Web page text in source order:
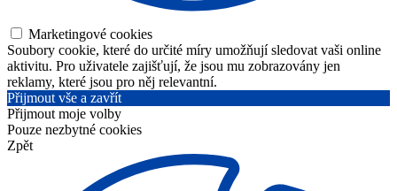
Marketingové cookies
Soubory cookie, které do určité míry umožňují sledovat vaši online
aktivitu. Pro uživatele zajišťují, že jsou mu zobrazovány jen
reklamy, které jsou pro něj relevantní.
Přijmout vše a zavřít
Přijmout moje volby
Pouze nezbytné cookies
Zpět